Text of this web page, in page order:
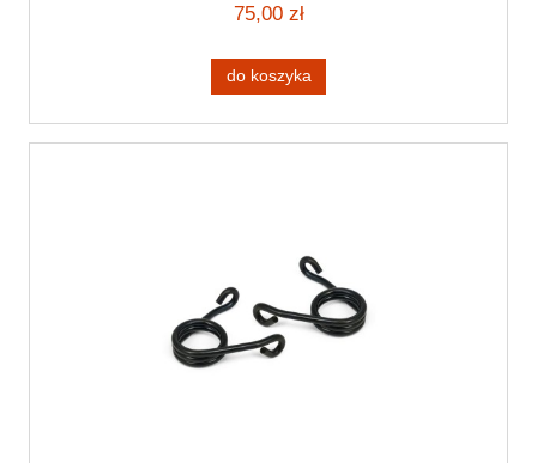
75,00 zł
do koszyka